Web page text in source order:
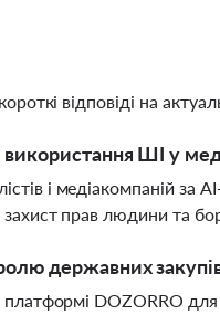
відповіді на
використання ШІ у
і медіакомпаній за
захист прав людини та
державних
DOZORRO